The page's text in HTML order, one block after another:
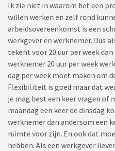
Ik zie niet in waarom het een
willen werken en zelf rond
arbeidsovereenkomst is een
werkgever en werknemer. Dus
tekent voor 20 uur per week
werknemer 20 uur per week
dag per week moet maken om
Flexibiliteit is goed maar dat
je mag best een keer vragen of
maandag een keer de dinsdag
werknemer dan andersom een
ruimte voor zijn. En ook dat
hebben. Als een werkgever